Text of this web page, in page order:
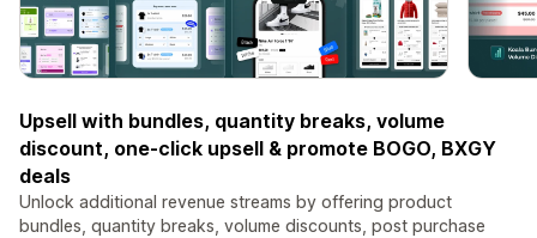
Upsell with bundles, quantity breaks, volume
discount, one-click upsell & promote BOGO, BXGY
deals
Unlock additional revenue streams by offering product
bundles, quantity breaks, volume discounts, post purchase